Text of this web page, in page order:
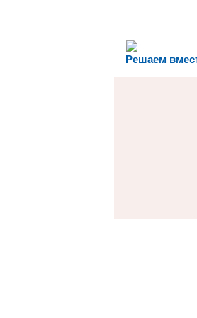
Решаем